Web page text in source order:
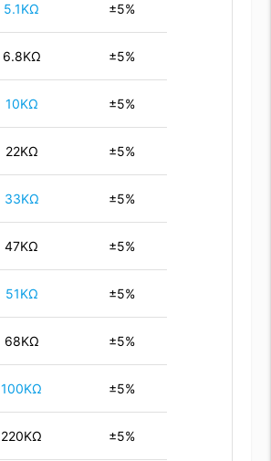
5.1KΩ ±5%
6.8KΩ ±5%
10KΩ ±5%
22KΩ ±5%
33KΩ ±5%
47KΩ ±5%
51KΩ ±5%
68KΩ ±5%
100KΩ ±5%
220KΩ ±5%